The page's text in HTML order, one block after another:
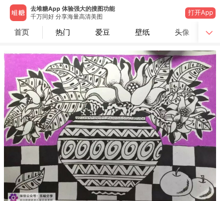
去堆糖App 体验强大的搜图功能
千万同好 分享海量高清美图
打开App
首页 热门 爱豆 壁纸 头像